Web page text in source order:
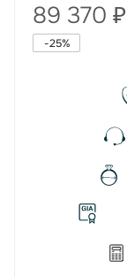
89 370 ₽
-25%